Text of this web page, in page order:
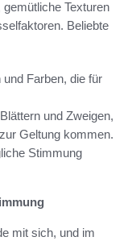
Texturen
Beliebte
Farben, die für
und Zweigen,
Geltung kommen.
Stimmung
mit sich, und im